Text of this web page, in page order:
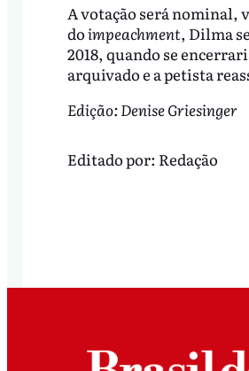
A votação será nominal,
doimpeachment, Dilma
2018, quando se
arquivado e a petista
Edição: Denise Griesinger
Editado por: Redação